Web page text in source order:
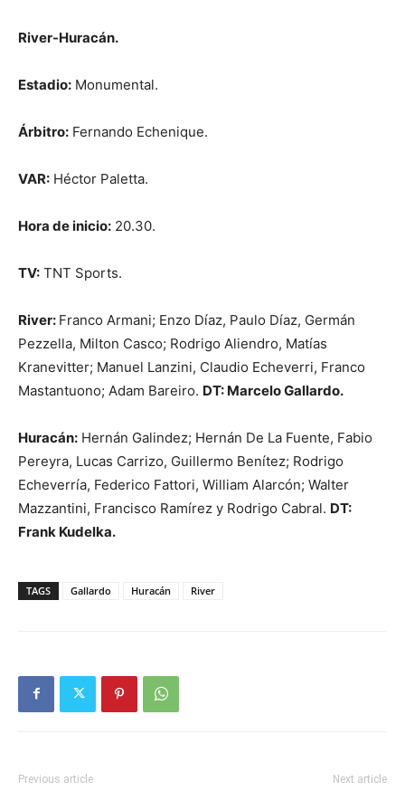
River-Huracán.
Estadio: Monumental.
Árbitro: Fernando Echenique.
VAR: Héctor Paletta.
Hora de inicio: 20.30.
TV: TNT Sports.
River: Franco Armani; Enzo Díaz, Paulo Díaz, Germán
Pezzella, Milton Casco; Rodrigo Aliendro, Matías
Kranevitter; Manuel Lanzini, Claudio Echeverri, Franco
Mastantuono; Adam Bareiro. DT: Marcelo Gallardo.
Huracán: Hernán Galindez; Hernán De La Fuente, Fabio
Pereyra, Lucas Carrizo, Guillermo Benítez; Rodrigo
Echeverría, Federico Fattori, William Alarcón; Walter
Mazzantini, Francisco Ramírez y Rodrigo Cabral. DT:
Frank Kudelka.
TAGS Gallardo Huracán River
Previous article Next article